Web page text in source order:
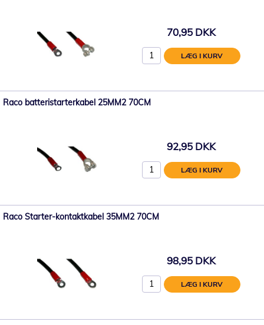
70,95 DKK
LÆG I KURV
Raco batteristarterkabel 25MM2 70CM
92,95 DKK
LÆG I KURV
Raco Starter-kontaktkabel 35MM2 70CM
98,95 DKK
LÆG I KURV